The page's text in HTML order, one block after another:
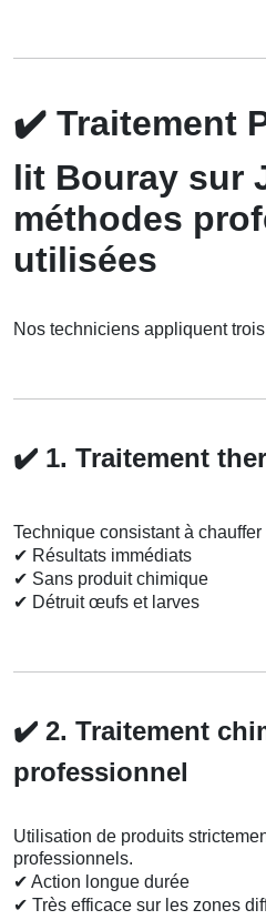
✔️ Traitement
lit Bouray sur
méthodes
utilisées
Nos techniciens appliquent
✔️ 1. Traitement
Technique consistant à
✔ Résultats immédiats
✔ Sans produit chimique
✔ Détruit œufs et larves
✔️ 2. Traitement
professionnel
Utilisation de produits
professionnels.
✔ Action longue durée
✔ Très efficace sur les zones